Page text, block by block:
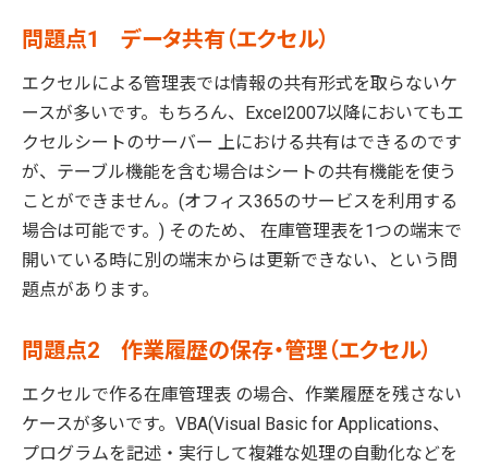
問題点1 データ共有（エクセル）
エクセルによる管理表では情報の共有形式を取らないケ
ースが多いです。もちろん、Excel2007以降においてもエ
クセルシートのサーバー 上における共有はできるのです
が、テーブル機能を含む場合はシートの共有機能を使う
ことができません。(オフィス365のサービスを利用する
場合は可能です。) そのため、 在庫管理表を1つの端末で
開いている時に別の端末からは更新できない、という問
題点があります。
問題点2 作業履歴の保存・管理（エクセル）
エクセルで作る在庫管理表 の場合、作業履歴を残さない
ケースが多いです。VBA(Visual Basic for Applications、
プログラムを記述・実行して複雑な処理の自動化などを